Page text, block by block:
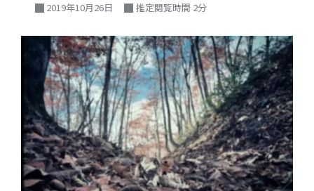
2019年10月26日 推定閲覧時間 2分